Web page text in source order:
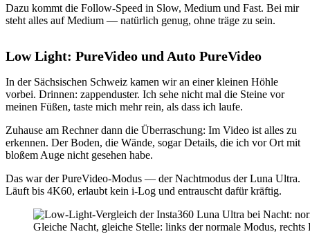
Dazu kommt die Follow-Speed in Slow, Medium und Fast. Bei mir
steht alles auf Medium — natürlich genug, ohne träge zu sein.
Low Light: PureVideo und Auto PureVideo
In der Sächsischen Schweiz kamen wir an einer kleinen Höhle
vorbei. Drinnen: zappenduster. Ich sehe nicht mal die Steine vor
meinen Füßen, taste mich mehr rein, als dass ich laufe.
Zuhause am Rechner dann die Überraschung: Im Video ist alles zu
erkennen. Der Boden, die Wände, sogar Details, die ich vor Ort mit
bloßem Auge nicht gesehen habe.
Das war der PureVideo-Modus — der Nachtmodus der Luna Ultra.
Läuft bis 4K60, erlaubt kein i-Log und entrauscht dafür kräftig.
Gleiche Nacht, gleiche Stelle: links der normale Modus,